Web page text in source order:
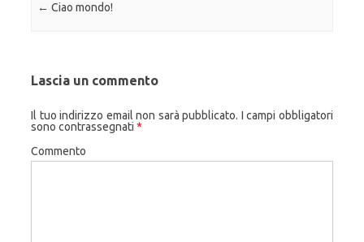
Navigazione articolo
← Ciao mondo!
Lascia un commento
Il tuo indirizzo email non sarà pubblicato. I campi obbligatori
sono contrassegnati *
Commento